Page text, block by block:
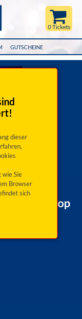
GUTSCHEINE
0 Tickets
dieser
wie Sie
Browser
sich
"Austropop